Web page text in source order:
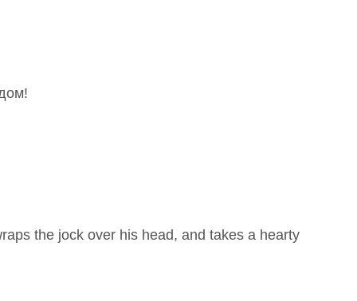
the jock over his head, and takes a hearty